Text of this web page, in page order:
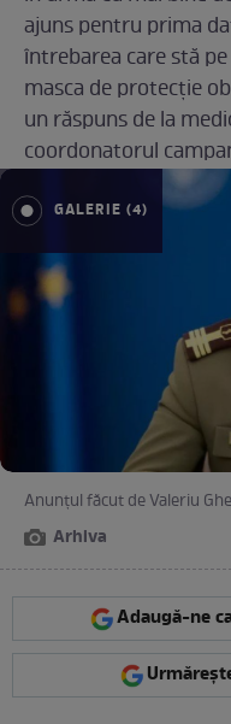
ajuns pentru prima
întrebarea care stă
masca de protecție
un răspuns de la
coordonatorul
GALERIE (4)
Anunțul făcut de Valeriu
Arhiva
Adaugă-ne